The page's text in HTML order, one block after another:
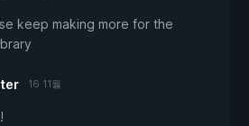
keep making more for the
16 11월